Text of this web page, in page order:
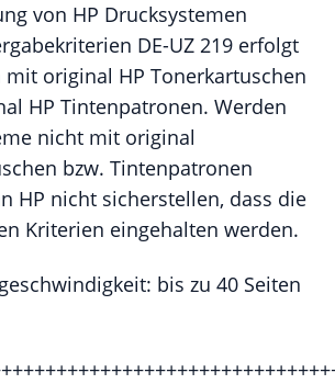
von HP Drucksystemen
DE-UZ 219 erfolgt
original HP Tonerkartuschen
HP Tintenpatronen. Werden
nicht mit original
bzw. Tintenpatronen
HP nicht sicherstellen, dass die
Kriterien eingehalten werden.
bis zu 40 Seiten